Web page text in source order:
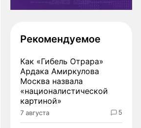
Рекомендуемое
Как «Гибель Отрара»
Ардака Амиркулова
Москва назвала
«националистической
картиной»
7 августа 5